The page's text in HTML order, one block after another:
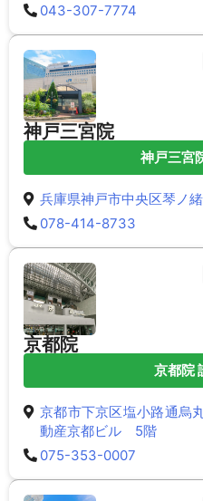
043-307-7774
神戸三宮院
神戸三宮
兵庫県神戸市中央区琴ノ
078-414-8733
京都院
京都院
京都市下京区塩小路通
動産京都ビル 5階
075-353-0007